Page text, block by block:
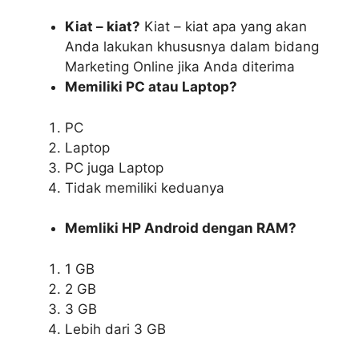
Kiat – kiat? Kiat – kiat apa yang akan
Anda lakukan khususnya dalam bidang
Marketing Online jika Anda diterima
Memiliki PC atau Laptop?
PC
Laptop
PC juga Laptop
Tidak memiliki keduanya
Memliki HP Android dengan RAM?
1 GB
2 GB
3 GB
Lebih dari 3 GB